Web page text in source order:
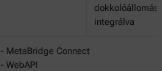
integrálva
- MetaBridge Connect
- WebAPI